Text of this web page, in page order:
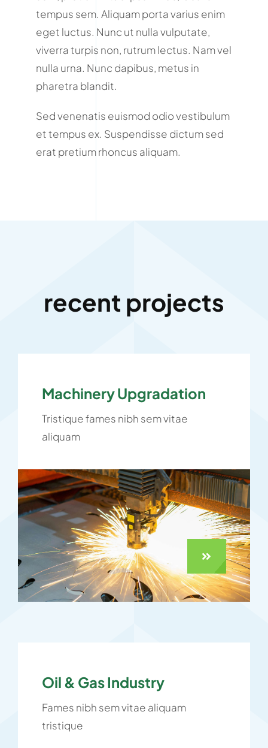
tempus sem. Aliquam porta varius enim
eget luctus. Nunc ut nulla vulputate,
viverra turpis non, rutrum lectus. Nam vel
nulla urna. Nunc dapibus, metus in
pharetra blandit.
Sed venenatis euismod odio vestibulum
et tempus ex. Suspendisse dictum sed
erat pretium rhoncus aliquam.
recent projects
Machinery Upgradation
Tristique fames nibh sem vitae
aliquam
Oil & Gas Industry
Fames nibh sem vitae aliquam
tristique